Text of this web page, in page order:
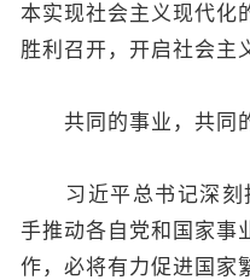
本实现社会主义现代化
胜利召开，开启社会主
共同的事业，共同的
习近平总书记深刻
手推动各自党和国家事
作，必将有力促进国家